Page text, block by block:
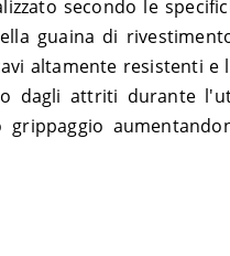
secondo le
guaina di
altamente resistenti
dagli attriti durante